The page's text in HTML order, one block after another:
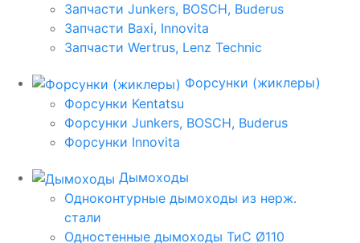
Запчасти Junkers, BOSCH, Buderus
Запчасти Baxi, Innovita
Запчасти Wertrus, Lenz Technic
Форсунки (жиклеры)
Форсунки Kentatsu
Форсунки Junkers, BOSCH, Buderus
Форсунки Innovita
Дымоходы
Одноконтурные дымоходы из нерж.
стали
Одностенные дымоходы ТиС Ø110